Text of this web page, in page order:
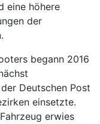
eine höhere
der
begann 2016
Deutschen Post
einsetzte.
erwies